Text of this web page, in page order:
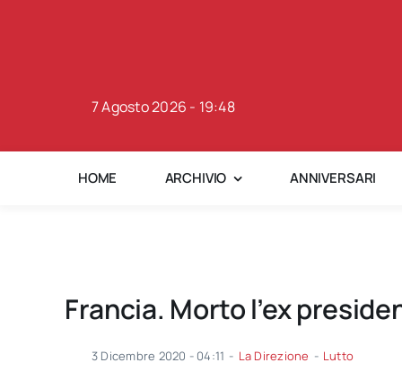
7 Agosto 2026 - 19:48
HOME ARCHIVIO ANNIVERSARI
Francia. Morto l’ex
3 Dicembre 2020 - 04:11 - La Direzione - Lutto